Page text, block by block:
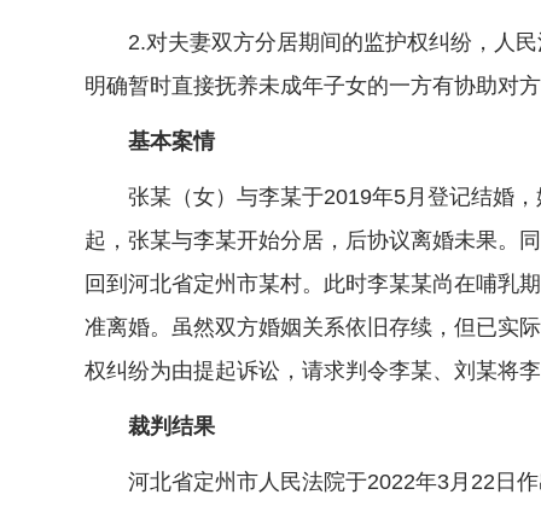
2.对夫妻双方分居期间的监护权纠纷，人民
明确暂时直接抚养未成年子女的一方有协助对
基本案情
张某（女）与李某于2019年5月登记结婚，
起，张某与李某开始分居，后协议离婚未果。
回到河北省定州市某村。此时李某某尚在哺乳
准离婚。虽然双方婚姻关系依旧存续，但已实
权纠纷为由提起诉讼，请求判令李某、刘某将
裁判结果
河北省定州市人民法院于2022年3月22日作